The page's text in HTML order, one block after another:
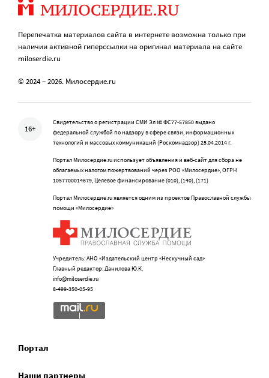
Перепечатка материалов сайта в интернете возможна только при
наличии активной гиперссылки на оригинал материала на сайте
miloserdie.ru
© 2024 – 2026. Милосердие.ru
16+
Свидетельство о регистрации СМИ Эл № ФС77-57850 выдано
федеральной службой по надзору в сфере связи, информационных
технологий и массовых коммуникаций (Роскомнадзор) 25.04.2014 г.
Портал Милосердие.ru использует объявления и веб-сайт для сбора не
облагаемых налогом пожертвований через РОО «Милосердие», ОГРН
1057700014679, Целевое финансирование (010), (140), (171)
Портал Милосердие.ru является одним из проектов Православной службы
помощи «Милосердие»
Учредитель: АНО «Издательский центр «Нескучный сад»
Главный редактор: Данилова Ю.К.
info@miloserdie.ru
8-499-350-05-95
Портал
Наши партнеры